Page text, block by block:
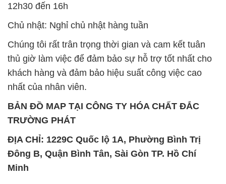
khách hàng và đảm bảo hiệu suất công việc cao
nhất của nhân viên.
BẢN ĐỒ MAP TẠI CÔNG TY HÓA CHẤT ĐẮC
TRƯỜNG PHÁT
ĐỊA CHỈ: 1229C Quốc lộ 1A, Phường Bình Trị
Đông B, Quận Bình Tân, Sài Gòn TP. Hồ Chí
Minh